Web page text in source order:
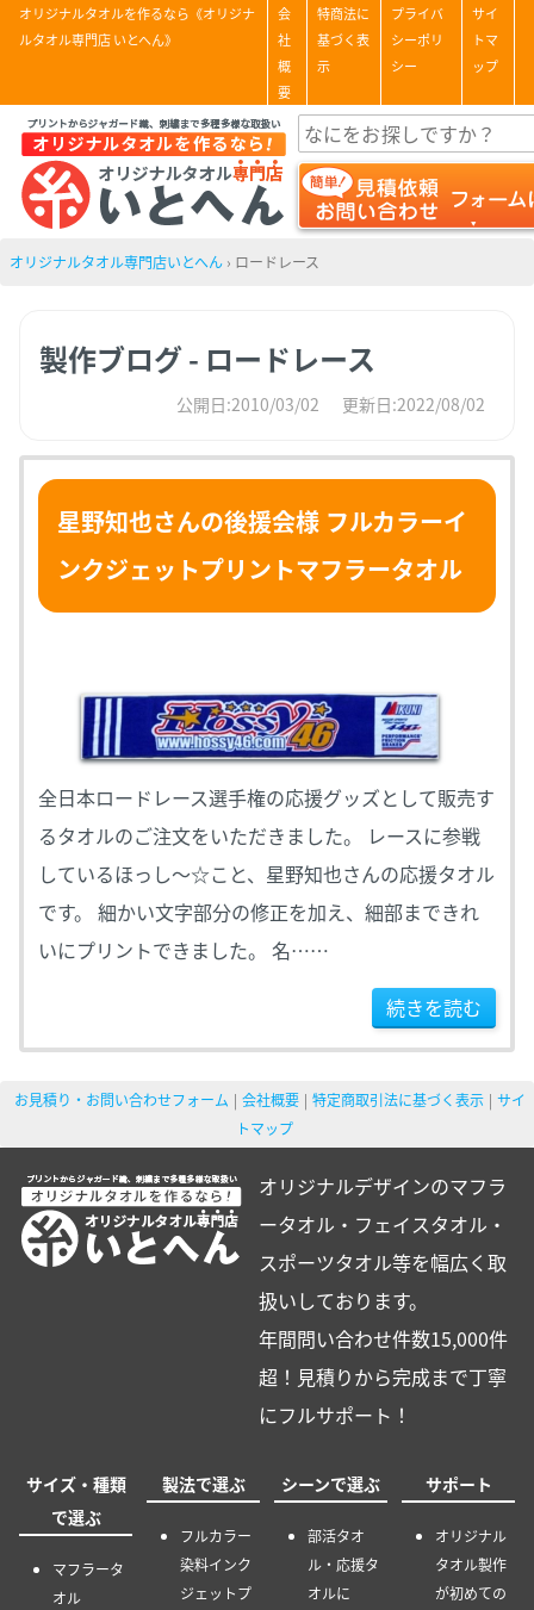
オリジナルタオルを作るなら《オリジナ
ルタオル専門店 いとへん》
会
社
概
要
特商法に
基づく表
示
プライバ
シーポリ
シー
サイ
トマ
ップ
オリジナルタオル専門店いとへん › ロードレース
製作ブログ - ロードレース
公開日:2010/03/02 更新日:2022/08/02
星野知也さんの後援会様 フルカラーイ
ンクジェットプリントマフラータオル
全日本ロードレース選手権の応援グッズとして販売す
るタオルのご注文をいただきました。 レースに参戦
しているほっし～☆こと、星野知也さんの応援タオル
です。 細かい文字部分の修正を加え、細部まできれ
いにプリントできました。 名……
続きを読む
お見積り・お問い合わせフォーム 会社概要 特定商取引法に基づく表示
サイ
トマップ
オリジナルデザインのマフラ
ータオル・フェイスタオル・
スポーツタオル等を幅広く取
扱いしております。
年間問い合わせ件数15,000件
超！見積りから完成まで丁寧
にフルサポート！
サイズ・種類
で選ぶ
マフラータ
オル
製法で選ぶ
フルカラー
染料インク
ジェットプ
シーンで選ぶ
部活タオ
ル・応援タ
オルに
サポート
オリジナル
タオル製作
が初めての